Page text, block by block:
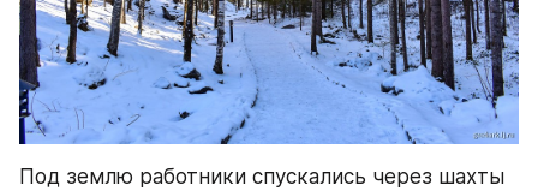
Под землю работники спускались через шахты